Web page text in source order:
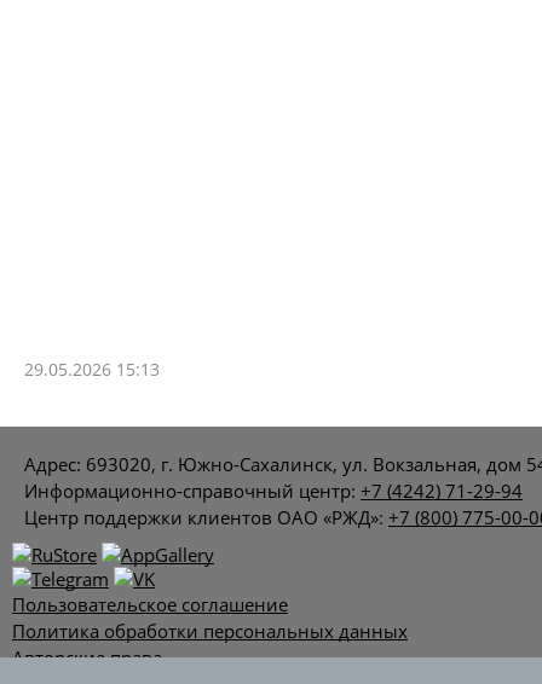
29.05.2026 15:13
Адрес: 693020, г. Южно-Сахалинск, ул. Вокзальная, дом
Информационно-справочный центр: +7 (4242) 71-29-94
Центр поддержки клиентов ОАО «РЖД»: +7 (800) 775-00-
Пользовательское соглашение
Политика обработки персональных данных
Авторские права